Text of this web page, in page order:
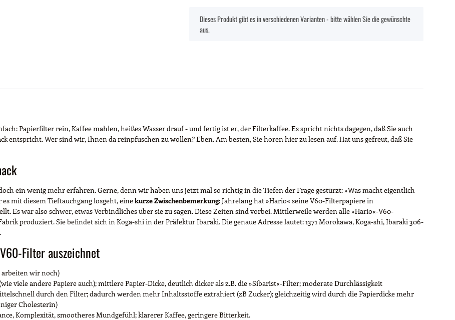
xDieses Produkt gibt es in verschiedenen Varianten - bitte wählen Sie die gewünschte
aus.
Papierfilter rein, Kaffee mahlen, heißes Wasser drauf - und fertig ist er, der Filterkaffee. Es spricht nichts dagegen, daß Sie auch
entspricht. Wer sind wir, Ihnen da reinpfuschen zu wollen? Eben. Am besten, Sie hören hier zu lesen auf. Hat uns gefreut, daß Sie
ein wenig mehr erfahren. Gerne, denn wir haben uns jetzt mal so richtig in die Tiefen der Frage gestürzt: »Was macht eigentlich
mit diesem Tieftauchgang losgeht, einekurze Zwischenbemerkung:Jahrelang hat »Hario« seine V60-Filterpapiere in
Es war also schwer, etwas Verbindliches über sie zu sagen. Diese Zeiten sind vorbei. Mittlerweile werden alle »Hario«-V60-
produziert. Sie befindet sich in Koga-shi in der Präfektur Ibaraki. Die genaue Adresse lautet: 1371 Morokawa, Koga-shi, Ibaraki 306-
Filter auszeichnet
arbeiten wir noch)
viele andere Papiere auch); mittlere Papier-Dicke, deutlich dicker als z.B. die »Sibarist«-Filter; moderate Durchlässigkeit
durch den Filter; dadurch werden mehr Inhaltsstoffe extrahiert (zB Zucker); gleichzeitig wird durch die Papierdicke mehr
Cholesterin)
Komplexität, smootheres Mundgefühl; klarerer Kaffee, geringere Bitterkeit.